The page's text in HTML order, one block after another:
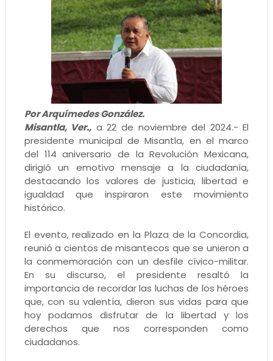
Por Arquímedes González.
Misantla, Ver., a 22 de noviembre del 2024.- El
presidente municipal de Misantla, en el marco
del 114 aniversario de la Revolución Mexicana,
dirigió un emotivo mensaje a la ciudadanía,
destacando los valores de justicia, libertad e
igualdad que inspiraron este movimiento
histórico.
El evento, realizado en la Plaza de la Concordia,
reunió a cientos de misantecos que se unieron a
la conmemoración con un desfile cívico-militar.
En su discurso, el presidente resaltó la
importancia de recordar las luchas de los héroes
que, con su valentía, dieron sus vidas para que
hoy podamos disfrutar de la libertad y los
derechos que nos corresponden como
ciudadanos.